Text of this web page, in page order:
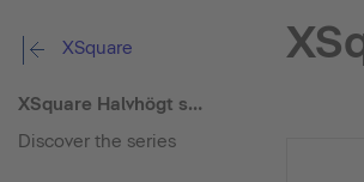
XSquare
XSquare Halvhögt skåp
Discover the series